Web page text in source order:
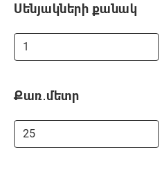
Սենյակների քանակ
Քառ․մետր